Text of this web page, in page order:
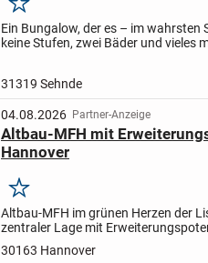
Merken
Ein Bungalow, der es – im wahrsten
keine Stufen, zwei Bäder und vieles
31319 Sehnde
04.08.2026 Partner-Anzeige
Altbau-MFH mit
Hannover
Merken
Altbau-MFH im grünen Herzen der
zentraler Lage mit
30163 Hannover